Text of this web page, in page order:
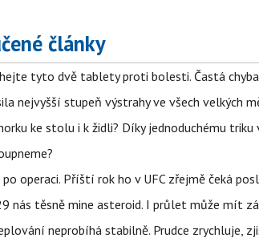
články
tyto dvě tablety proti bolesti. Častá
nejvyšší stupeň výstrahy ve všech velkých
ke stolu i k židli? Díky jednoduchému
po operaci. Příští rok ho v UFC zřejmě čeká
nás těsně mine asteroid. I průlet může mít
neprobíhá stabilně. Prudce zrychluje,